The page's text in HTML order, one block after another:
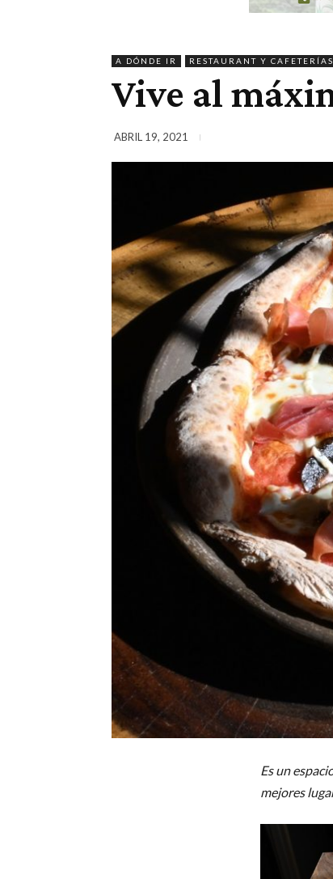
A DÓNDE IR RESTAURANT Y CAFETERÍAS
Vive al
ABRIL 19, 2021
Es un
mejores